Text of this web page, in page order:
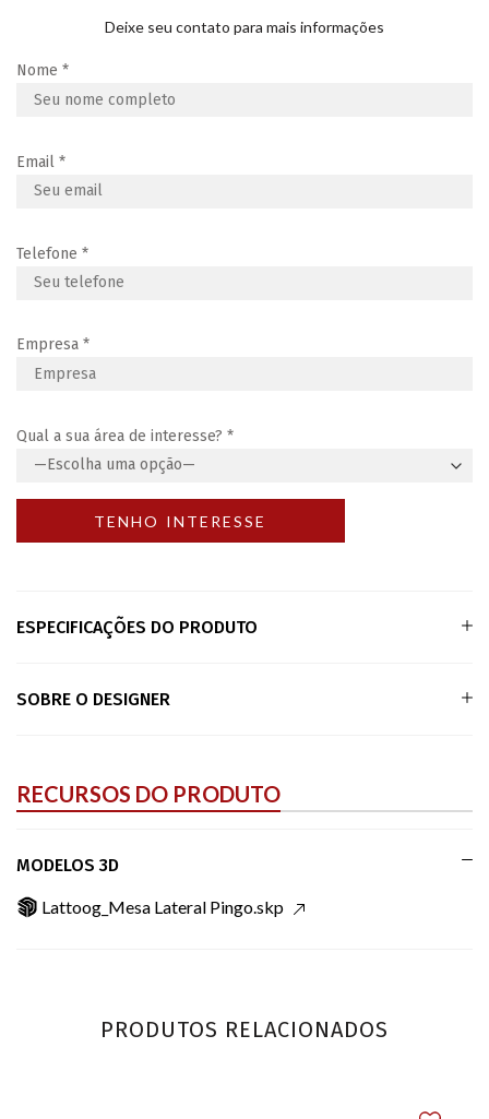
Deixe seu contato para mais informações
Nome *
Email *
Telefone *
Empresa *
Qual a sua área de interesse? *
ESPECIFICAÇÕES DO PRODUTO
SOBRE O DESIGNER
RECURSOS DO PRODUTO
MODELOS 3D
Lattoog_Mesa Lateral Pingo.skp
PRODUTOS RELACIONADOS